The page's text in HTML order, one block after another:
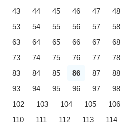
43
44 45 46 47 48
53
54 55 56 57 58
63
64 65 66 67 68
73
74 75 76 77 78
83
84 85 86 87 88
93
94 95 96 97 98
102
103 104 105 106
110
111 112 113 114